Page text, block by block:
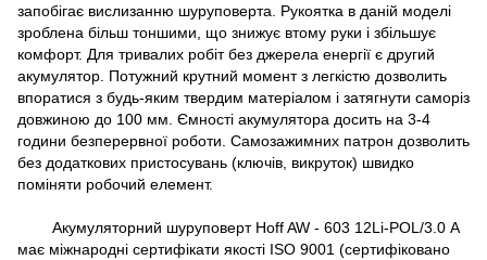
запобігає вислизанню шуруповерта. Рукоятка в даній моделі
зроблена більш тоншими, що знижує втому руки і збільшує
комфорт. Для тривалих робіт без джерела енергії є другий
акумулятор. Потужний крутний момент з легкістю дозволить
впоратися з будь-яким твердим матеріалом і затягнути саморіз
довжиною до 100 мм. Ємності акумулятора досить на 3-4
години безперервної роботи. Самозажимних патрон дозволить
без додаткових пристосувань (ключів, викруток) швидко
поміняти робочий елемент.
Акумуляторний шуруповерт Hoff AW - 603 12Li-POL/3.0 А
має міжнародні сертифікати якості ISO 9001 (сертифіковано